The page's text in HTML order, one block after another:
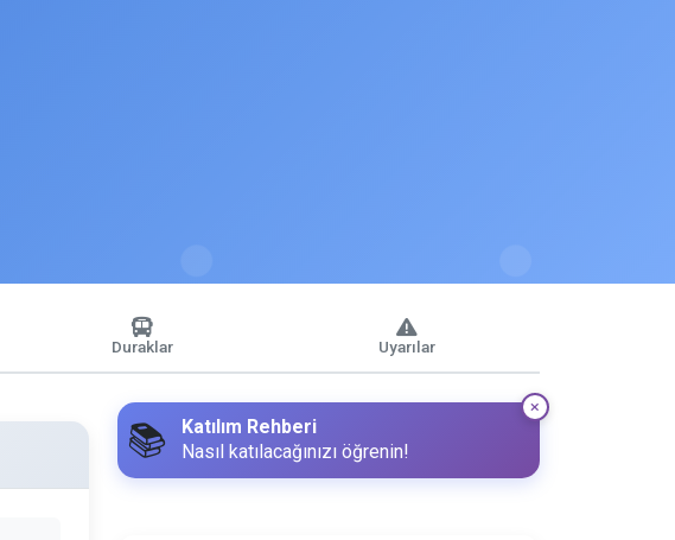
Duraklar Uyarılar
📚
Katılım Rehberi
Nasıl katılacağınızı öğrenin!